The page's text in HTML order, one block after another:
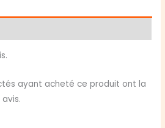
ayant acheté ce produit ont la